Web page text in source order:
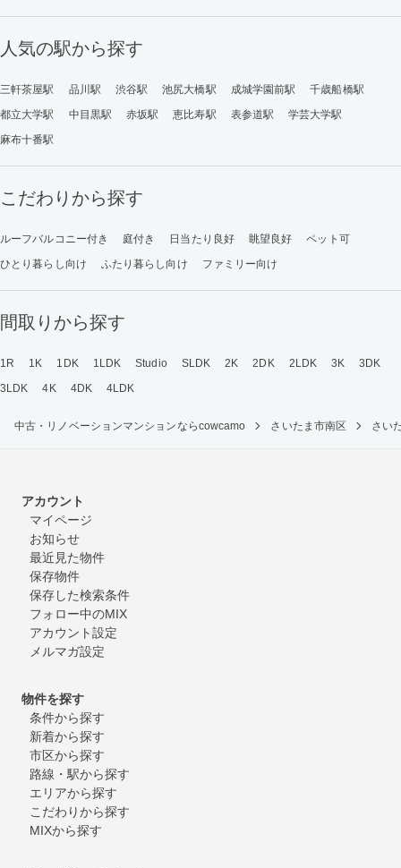
人気の駅から探す
三軒茶屋駅 品川駅 渋谷駅 池尻大橋駅 成城学園前駅
千歳船橋駅
都立大学駅
中目黒駅 赤坂駅 恵比寿駅 表参道駅
学芸大学駅
麻布十番駅
こだわりから探す
ルーフバルコニー付き 庭付き 日当たり良好 眺望良好
ペット可
ひとり暮らし向け
ふたり暮らし向け ファミリー向け
間取りから探す
1R 1K 1DK 1LDK Studio SLDK 2K 2DK 2LDK 3K
3DK
3LDK
4K 4DK 4LDK
中古・リノベーションマンションならcowcamo さいたま市南区 さい
アカウント
マイページ
お知らせ
最近見た物件
保存物件
保存した検索条件
フォロー中のMIX
アカウント設定
メルマガ設定
物件を探す
条件から探す
新着から探す
市区から探す
路線・駅から探す
エリアから探す
こだわりから探す
MIXから探す